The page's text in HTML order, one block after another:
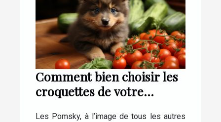
Comment bien choisir les
croquettes de votre
Les Pomsky, à l’image de tous les autres